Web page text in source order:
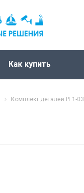
Как купить
Комплект деталей РГ1-03